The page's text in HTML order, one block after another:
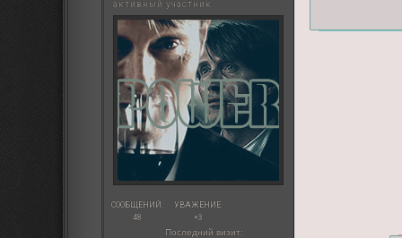
активный участник
СООБЩЕНИЙ:
48
УВАЖЕНИЕ:
+3
Последний визит: